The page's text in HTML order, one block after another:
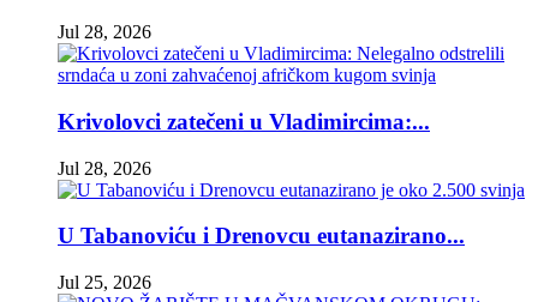
Jul 28, 2026
Krivolovci zatečeni u Vladimircima:...
Jul 28, 2026
U Tabanoviću i Drenovcu eutanazirano...
Jul 25, 2026